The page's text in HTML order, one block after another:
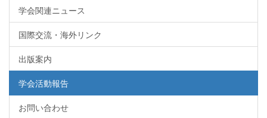
学会関連ニュース
国際交流・海外リンク
出版案内
学会活動報告
お問い合わせ